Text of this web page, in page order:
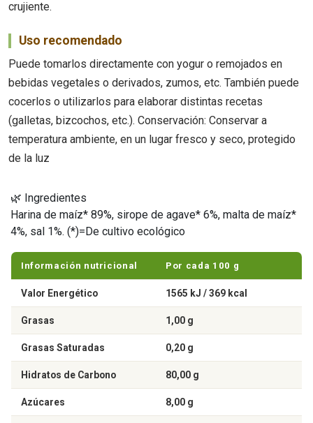
crujiente.
Uso recomendado
Puede tomarlos directamente con yogur o remojados en
bebidas vegetales o derivados, zumos, etc. También puede
cocerlos o utilizarlos para elaborar distintas recetas
(galletas, bizcochos, etc.). Conservación: Conservar a
temperatura ambiente, en un lugar fresco y seco, protegido
de la luz
🌿 Ingredientes
Harina de maíz* 89%, sirope de agave* 6%, malta de maíz*
4%, sal 1%. (*)=De cultivo ecológico
Información nutricional Por cada 100 g
Valor Energético 1565 kJ / 369 kcal
Grasas 1,00 g
Grasas Saturadas 0,20 g
Hidratos de Carbono 80,00 g
Azúcares 8,00 g